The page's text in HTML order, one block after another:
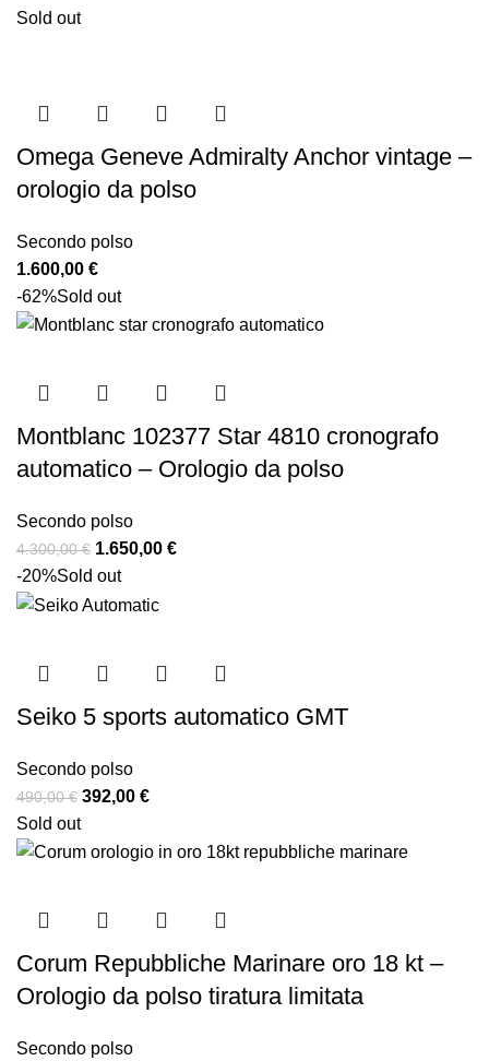
Sold out
Omega Geneve Admiralty Anchor vintage –
orologio da polso
Secondo polso
1.600,00 €
-62%Sold out
Montblanc 102377 Star 4810 cronografo
automatico – Orologio da polso
Secondo polso
4.300,00€ 1.650,00 €
-20%Sold out
Seiko 5 sports automatico GMT
Secondo polso
490,00€ 392,00 €
Sold out
Corum Repubbliche Marinare oro 18 kt –
Orologio da polso tiratura limitata
Secondo polso